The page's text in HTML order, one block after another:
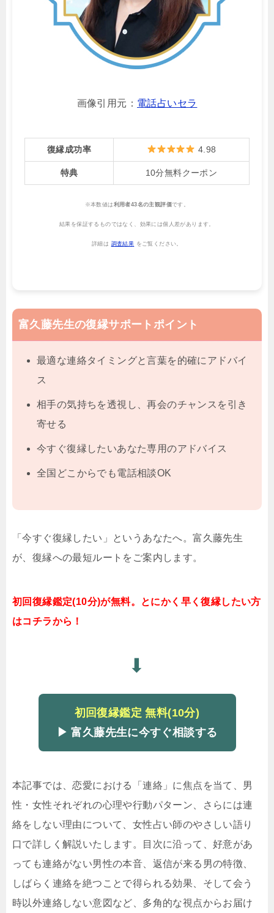
画像引用元： 電話占いセラ
復縁成功率 4.98
特典 10分無料クーポン
※本数値は 利用者43名の主観評価です。
結果を保証するものではなく、効果には個人差があります。
詳細は 調査結果 をご覧ください。
富久藤先生の復縁サポートポイント
最適な連絡タイミングと言葉を的確にアドバイ
ス
相手の気持ちを透視し、再会のチャンスを引き
寄せる
今すぐ復縁したいあなた専用のアドバイス
全国どこからでも電話相談OK
「今すぐ復縁したい」というあなたへ。富久藤先生
が、復縁への最短ルートをご案内します。
初回復縁鑑定(10分)が無料。とにかく早く復縁したい方
はコチラから！
⬇
初回復縁鑑定 無料(10分)
▶ 富久藤先生に今すぐ相談する
本記事では、恋愛における「連絡」に焦点を当て、男
性・女性それぞれの心理や行動パターン、さらには連
絡をしない理由について、女性占い師のやさしい語り
口で詳しく解説いたします。目次に沿って、好意があ
っても連絡がない男性の本音、返信が来る男の特徴、
しばらく連絡を絶つことで得られる効果、そして会う
時以外連絡しない意図など、多角的な視点からお届け